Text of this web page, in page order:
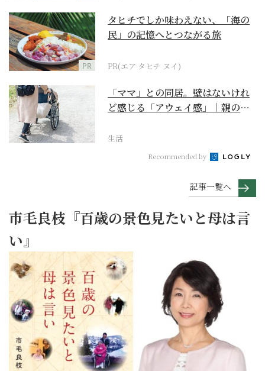
PR
タヒチでしか味わえない、「海の
民」の記憶へとつながる旅
PR(エア タヒチ ヌイ)
「ママ」との同居。壁はないけれ
ど感じる「アウェイ感」｜親の終
生活
Recommended by
記事一覧へ
市毛良枝『百歳の景色見たいと母は言
い』